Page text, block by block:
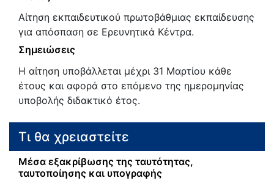
Αίτηση εκπαιδευτικού πρωτοβάθμιας εκπαίδευσης
για απόσπαση σε Ερευνητικά Κέντρα.
Σημειώσεις
Η αίτηση υποβάλλεται μέχρι 31 Μαρτίου κάθε
έτους και αφορά στο επόμενο της ημερομηνίας
υποβολής διδακτικό έτος.
Τι θα χρειαστείτε
Μέσα εξακρίβωσης της ταυτότητας,
ταυτοποίησης και υπογραφής